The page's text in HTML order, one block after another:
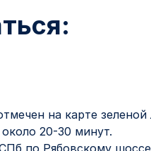
на карте зеленой
20-30 минут.
по Рябовскому